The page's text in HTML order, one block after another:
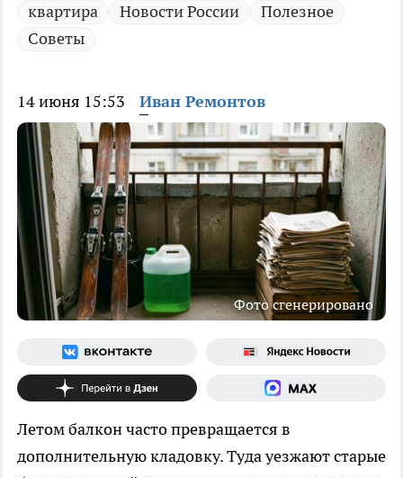
квартира Новости России
Полезное
Советы
14 июня 15:53 Иван Ремонтов
Фото сгенерировано
Летом балкон часто превращается в
дополнительную кладовку. Туда уезжают старые